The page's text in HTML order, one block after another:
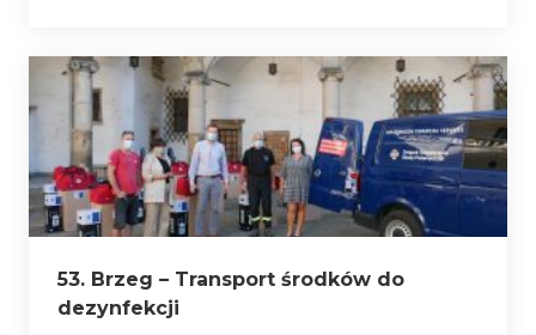
53. Brzeg – Transport środków do
dezynfekcji